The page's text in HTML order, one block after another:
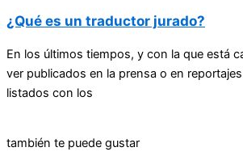
¿Qué es un traductor jurado?
En los últimos tiempos, y con la que está
ver publicados en la prensa o en
listados con los
también te puede gustar